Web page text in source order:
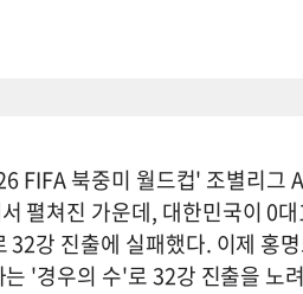
FIFA 북중미 월드컵' 조별리그
펼쳐진 가운데, 대한민국이 0
32강 진출에 실패했다. 이제 홍
'경우의 수'로 32강 진출을 노